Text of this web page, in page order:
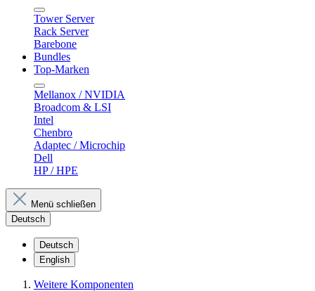
Tower Server
Rack Server
Barebone
Bundles
Top-Marken
Mellanox / NVIDIA
Broadcom & LSI
Intel
Chenbro
Adaptec / Microchip
Dell
HP / HPE
Menü schließen
Deutsch
Deutsch
English
Weitere Komponenten